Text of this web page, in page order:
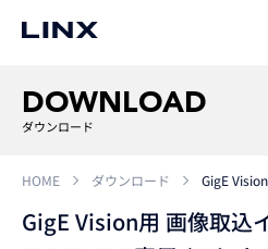
SIパートナー
DOWNLOAD
ダウンロード
HOME ダウンロード GigE
GigE Vision用 画像取込